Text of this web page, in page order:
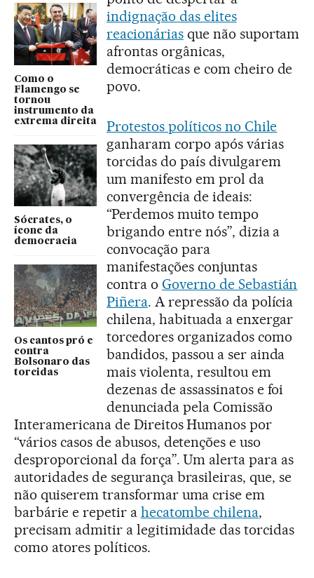
Como o
Flamengo se
tornou
instrumento da
extrema direita
Sócrates, o
ícone da
democracia
Os cantos pró e
contra
Bolsonaro das
torcidas
indignação das elites
reacionáriasque não suportam
afrontas orgânicas,
democráticas e com cheiro de
povo.
Protestos políticos no Chile
ganharam corpo após várias
torcidas do país divulgarem
um manifesto em prol da
convergência de ideais:
“Perdemos muito tempo
brigando entre nós”, dizia a
convocação para
manifestações conjuntas
contra o Governo de Sebastián
Piñera. A repressão da polícia
chilena, habituada a enxergar
torcedores organizados como
bandidos, passou a ser ainda
mais violenta, resultou em
dezenas de assassinatos e foi
denunciada pela Comissão
Interamericana de Direitos Humanos por
“vários casos de abusos, detenções e uso
desproporcional da força”. Um alerta para as
autoridades de segurança brasileiras, que, se
não quiserem transformar uma crise em
barbárie e repetir a hecatombe chilena,
precisam admitir a legitimidade das torcidas
como atores políticos.